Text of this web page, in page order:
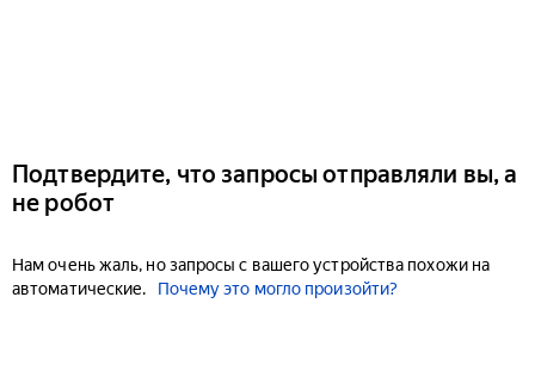
Подтвердите, что запросы отправляли вы, а
не робот
Нам очень жаль, но запросы с вашего устройства похожи на
автоматические.
Почему это могло произойти?